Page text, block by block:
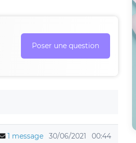
Poser une question
1 message 30/06/2021 00:44